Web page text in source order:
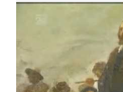
v pořadu Historie.cs.